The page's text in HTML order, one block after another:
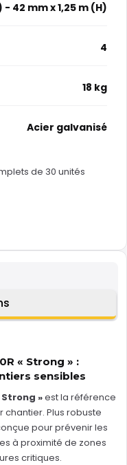
« Strong » :
sensibles
»est la référence
Plus robuste
pour prévenir les
à proximité de zones
critiques.
- 42 mm x 1,25 m (H)
4
18 kg
Acier galvanisé
de 30 unités